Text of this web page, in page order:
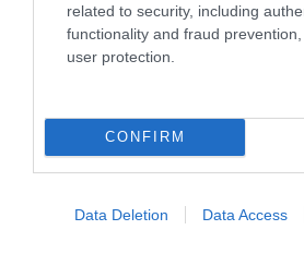
related to security, including
functionality and fraud
user protection.
CONFIRM
Data Deletion Data Access